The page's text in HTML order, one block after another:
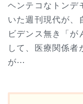
ヘンテコなトンデ
いた週刊現代が、
ビデンス無き「が
して、医療関係者
が⋯